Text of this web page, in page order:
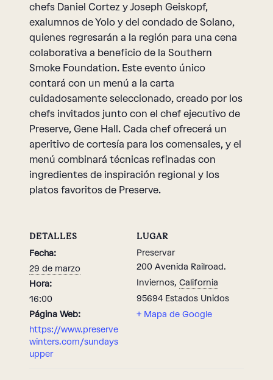
chefs Daniel Cortez y Joseph Geiskopf,
exalumnos de Yolo y del condado de Solano,
quienes regresarán a la región para una cena
colaborativa a beneficio de la Southern
Smoke Foundation. Este evento único
contará con un menú a la carta
cuidadosamente seleccionado, creado por los
chefs invitados junto con el chef ejecutivo de
Preserve, Gene Hall. Cada chef ofrecerá un
aperitivo de cortesía para los comensales, y el
menú combinará técnicas refinadas con
ingredientes de inspiración regional y los
platos favoritos de Preserve.
DETALLES
Fecha:
29 de marzo
Hora:
16:00
Página Web:
https://www.preserve
winters.com/sundays
upper
LUGAR
Preservar
200 Avenida Railroad.
Inviernos, California
95694 Estados Unidos
+ Mapa de Google